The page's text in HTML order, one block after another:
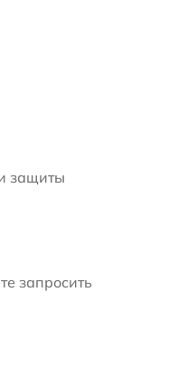
защиты
запросить